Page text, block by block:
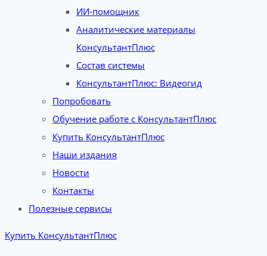
ИИ-помощник
Аналитические материалы
КонсультантПлюс
Состав системы
КонсультантПлюс: Видеогид
Попробовать
Обучение работе с КонсультантПлюс
Купить КонсультантПлюс
Наши издания
Новости
Контакты
Полезные сервисы
Купить КонсультантПлюс